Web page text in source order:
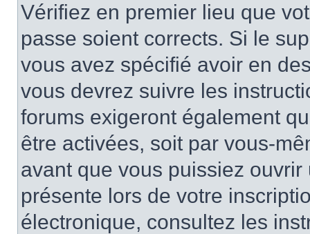
Vérifiez en premier lieu que
passe soient corrects. Si le
vous avez spécifié avoir en
vous devrez suivre les
forums exigeront également
être activées, soit par vous-
avant que vous puissiez
présente lors de votre
électronique, consultez les